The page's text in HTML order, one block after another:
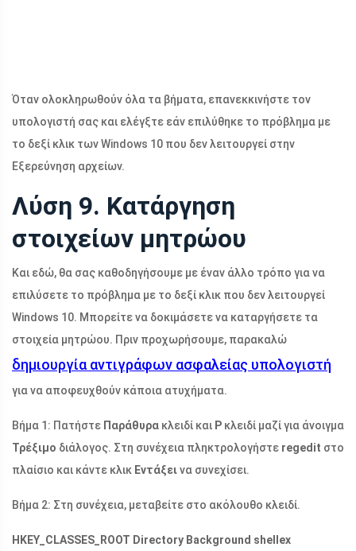
Όταν ολοκληρωθούν όλα τα βήματα, επανεκκινήστε τον
υπολογιστή σας και ελέγξτε εάν επιλύθηκε το πρόβλημα με
το δεξί κλικ των Windows 10 που δεν λειτουργεί στην
Εξερεύνηση αρχείων.
Λύση 9. Κατάργηση
στοιχείων μητρώου
Και εδώ, θα σας καθοδηγήσουμε με έναν άλλο τρόπο για να
επιλύσετε το πρόβλημα με το δεξί κλικ που δεν λειτουργεί
Windows 10. Μπορείτε να δοκιμάσετε να καταργήσετε τα
στοιχεία μητρώου. Πριν προχωρήσουμε, παρακαλώ
δημιουργία αντιγράφων ασφαλείας υπολογιστή
για να αποφευχθούν κάποια ατυχήματα.
Βήμα 1: Πατήστε Παράθυρα κλειδί και Ρ κλειδί μαζί για άνοιγμα
Τρέξιμο διάλογος. Στη συνέχεια πληκτρολογήστε regedit στο
πλαίσιο και κάντε κλικ Εντάξεινα συνεχίσει.
Βήμα 2: Στη συνέχεια, μεταβείτε στο ακόλουθο κλειδί.
HKEY_CLASSES_ROOT Directory Background shellex